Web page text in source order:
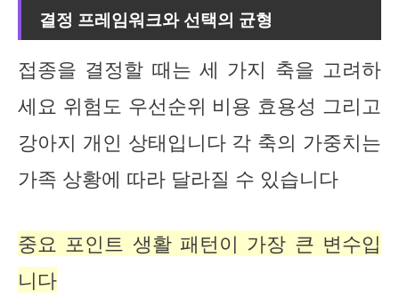
결정 프레임워크와 선택의 균형
접종을 결정할 때는 세 가지 축을 고려하
세요 위험도 우선순위 비용 효용성 그리고
강아지 개인 상태입니다 각 축의 가중치는
가족 상황에 따라 달라질 수 있습니다
중요 포인트 생활 패턴이 가장 큰 변수입
니다